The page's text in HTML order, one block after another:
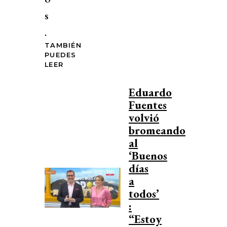
s
.
TAMBIÉN
PUEDES
LEER
Eduardo
Fuentes
volvió
bromeando
al
‘Buenos
días
a
todos’
:
“Estoy